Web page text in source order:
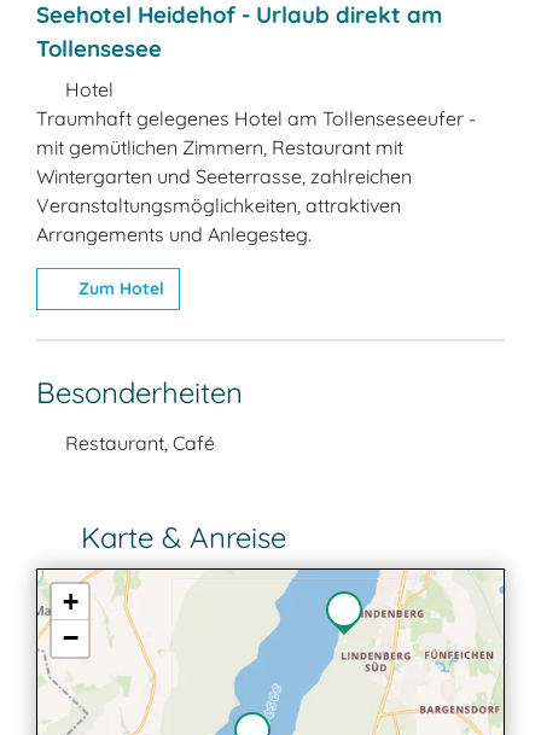
Seehotel Heidehof - Urlaub direkt am
Tollensesee
Hotel
Traumhaft gelegenes Hotel am Tollenseseeufer -
mit gemütlichen Zimmern, Restaurant mit
Wintergarten und Seeterrasse, zahlreichen
Veranstaltungsmöglichkeiten, attraktiven
Arrangements und Anlegesteg.
Zum Hotel
Besonderheiten
Restaurant, Café
Karte & Anreise
+
−